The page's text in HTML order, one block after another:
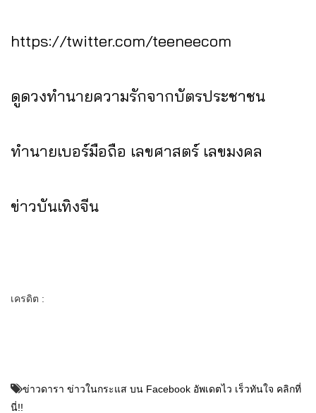
https://twitter.com/teeneecom
ดูดวงทำนายความรักจากบัตรประชาชน
ทำนายเบอร์มือถือ เลขศาสตร์ เลขมงคล
ข่าวบันเทิงจีน
เครดิต :
ข่าวดารา ข่าวในกระแส บน Facebook อัพเดตไว เร็วทันใจ คลิกที่
นี่!!